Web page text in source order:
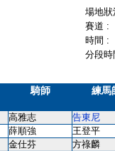
場地
賽道 :
時間 :
分段
騎師 練馬
高雅志 告東尼
薛順強 王登平
金仕芬 方祿麟